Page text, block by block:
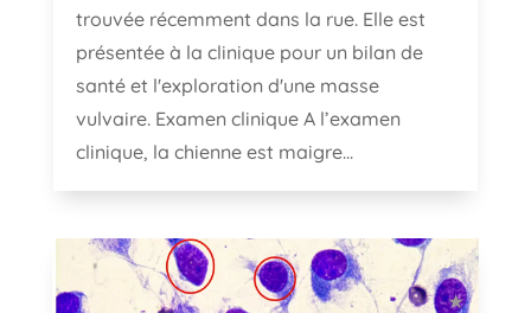
trouvée récemment dans la rue. Elle est
présentée à la clinique pour un bilan de
santé et l'exploration d'une masse
vulvaire. Examen clinique A l’examen
clinique, la chienne est maigre...